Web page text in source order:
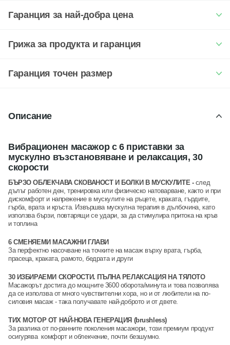
Гаранция за най-добра цена
Грижа за продукта и гаранция
Гаранция точен размер
Описание
Вибрационен масажор с 6 приставки за
мускулно възстановяване и релаксация, 30
скорости
БЪРЗО ОБЛЕКЧАВА СКОВАНОСТ И БОЛКИ В МУСКУЛИТЕ - след
дълъг работен ден, тренировка или физическо натоварване, както и при
дискомфорт и напрежение в мускулите на ръцете, краката, гърдите,
гърба, врата и кръста. Извършва мускулна терапия в дълбочина, като
използва бързи, повтарящи се удари, за да стимулира притока на кръв
и топлина
6 СМЕНЯЕМИ МАСАЖНИ ГЛАВИ
За перфектно насочване на точките на масаж върху врата, гърба,
прасеца, краката, рамото, бедрата и други
30 ИЗБИРАЕМИ СКОРОСТИ. ПЪЛНА РЕЛАКСАЦИЯ НА ТЯЛОТО
Масажорът достига до мощните 3600 оборота/минута и това позволява
да се използва от много чувствителни хора, но и от любители на по-
силовия масаж - така получавате най-доброто и от двете.
ТИХ МОТОР ОТ НАЙ-НОВА ГЕНЕРАЦИЯ (brushless)
За разлика от по-ранните поколения масажори, този премиум продукт
осигурява комфорт и облекчение, почти безшумно.